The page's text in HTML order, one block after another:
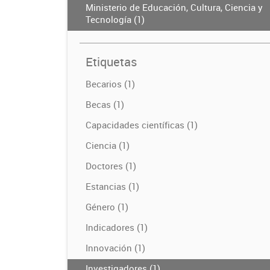
Ministerio de Educación, Cultura, Ciencia y
Tecnología (1)
Etiquetas
Becarios (1)
Becas (1)
Capacidades científicas (1)
Ciencia (1)
Doctores (1)
Estancias (1)
Género (1)
Indicadores (1)
Innovación (1)